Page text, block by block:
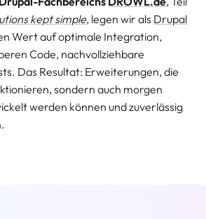
kept simple, legen wir als Drupal
Wert auf optimale Integration,
Code, nachvollziehbare
Das Resultat: Erweiterungen, die
sondern auch morgen
werden können und zuverlässig